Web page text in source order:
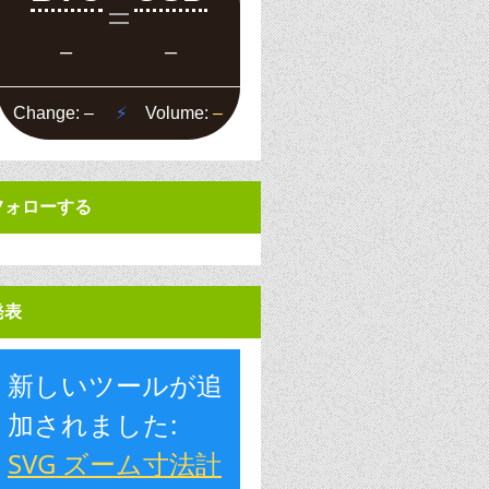
ォローする
表
新しいツールが追
加されました:
SVG ズーム寸法計